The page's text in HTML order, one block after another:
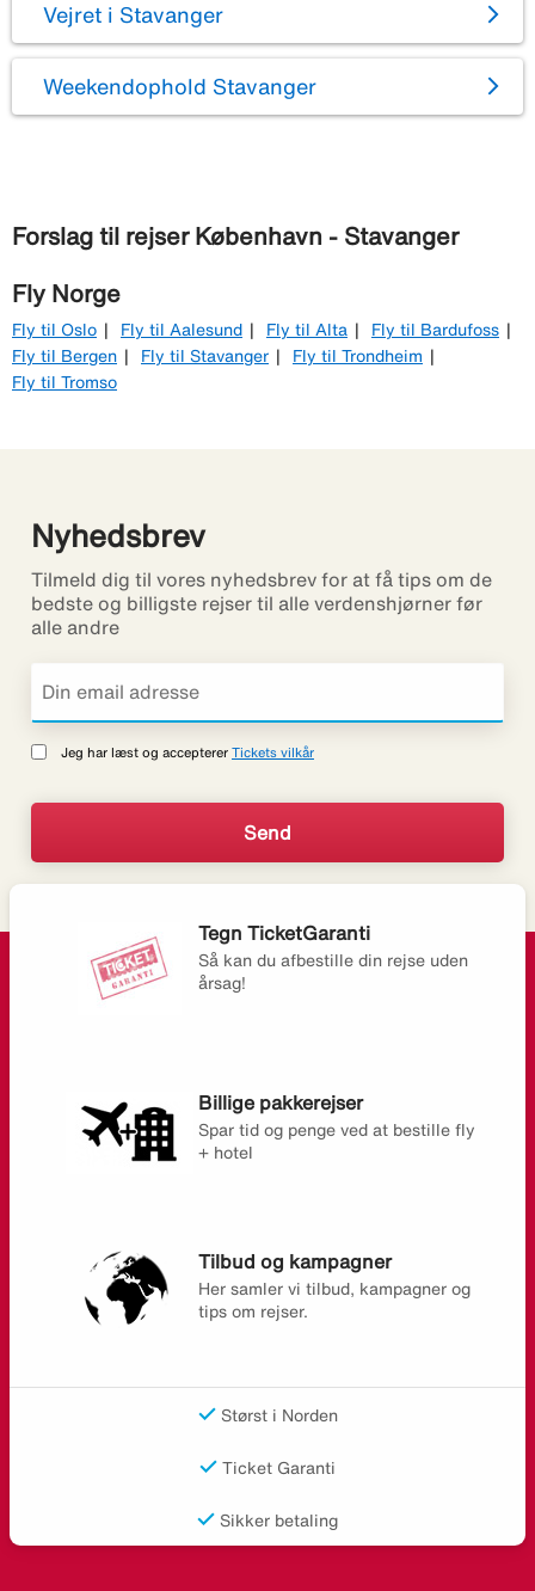
Vejret i Stavanger
Weekendophold Stavanger
Forslag til rejser København - Stavanger
Fly Norge
Fly til Oslo Fly til Aalesund Fly til Alta
Fly til Bardufoss
Fly til Bergen
Fly til Stavanger
Fly til Trondheim
Fly til Tromso
Nyhedsbrev
Tilmeld dig til vores nyhedsbrev for at få tips om de
bedste og billigste rejser til alle verdenshjørner før
alle andre
Jeg har læst og accepterer Tickets vilkår
Tegn TicketGaranti
Så kan du afbestille din rejse uden
årsag!
Billige pakkerejser
Spar tid og penge ved at bestille fly
+ hotel
Tilbud og kampagner
Her samler vi tilbud, kampagner og
tips om rejser.
Størst i Norden
Ticket Garanti
Sikker betaling